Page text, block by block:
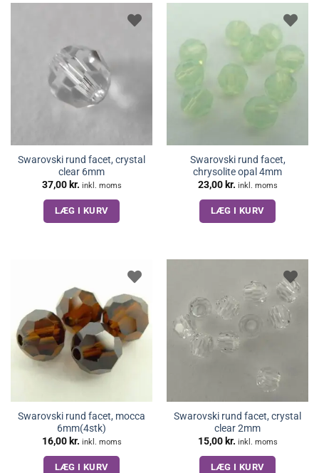
Swarovski rund facet, crystal
clear 6mm
37,00 kr. inkl. moms
LÆG I KURV
Swarovski rund facet,
chrysolite opal 4mm
23,00 kr. inkl. moms
LÆG I KURV
Swarovski rund facet, mocca
6mm(4stk)
16,00 kr. inkl. moms
LÆG I KURV
Swarovski rund facet, crystal
clear 2mm
15,00 kr. inkl. moms
LÆG I KURV